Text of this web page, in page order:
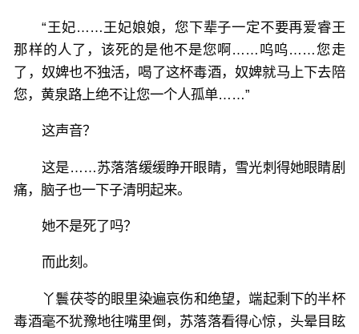
“王妃……王妃娘娘，您下辈子一定不要再爱睿王
那样的人了，该死的是他不是您啊……呜呜……您走
了，奴婢也不独活，喝了这杯毒酒，奴婢就马上下去陪
您，黄泉路上绝不让您一个人孤单……”
这声音？
这是……苏落落缓缓睁开眼睛，雪光刺得她眼睛剧
痛，脑子也一下子清明起来。
她不是死了吗？
而此刻。
丫鬟茯苓的眼里染遍哀伤和绝望，端起剩下的半杯
毒酒毫不犹豫地往嘴里倒，苏落落看得心惊，头晕目眩